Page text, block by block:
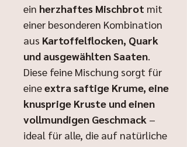
ein herzhaftes Mischbrot mit
einer besonderen Kombination
aus Kartoffelflocken, Quark
und ausgewählten Saaten
Diese feine Mischung sorgt für
eineextra saftige Krume, eine
knusprige Kruste und einen
vollmundigen Geschmack –
ideal für alle, die auf natürliche